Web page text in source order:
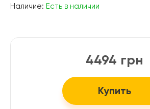
Наличие: Есть в наличии
4494 грн
Купить